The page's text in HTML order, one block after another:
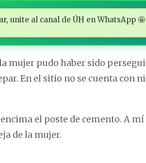
unite al canal de ÚH en WhatsApp 🤩
mujer pudo haber sido
En el sitio no se cuenta con
el poste de cemento. A
de la mujer.